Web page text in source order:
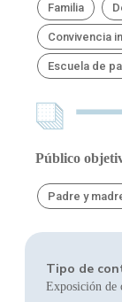
Familia
Convivencia
Escuela de
Público
Padre y
Tipo de
Exposición de